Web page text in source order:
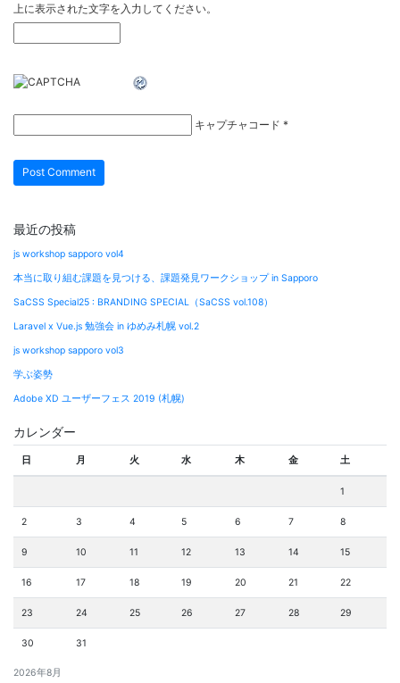
上に表示された文字を入力してください。
キャプチャコード *
最近の投稿
js workshop sapporo vol4
本当に取り組む課題を見つける、課題発見ワークショップ in Sapporo
SaCSS Special25 : BRANDING SPECIAL（SaCSS vol.108）
Laravel x Vue.js 勉強会 in ゆめみ札幌 vol.2
js workshop sapporo vol3
学ぶ姿勢
Adobe XD ユーザーフェス 2019 (札幌)
カレンダー
2026年8月
日 月 火 水 木 金 土
1
2 3 4 5 6 7 8
9 10 11 12 13 14 15
16 17 18 19 20 21 22
23 24 25 26 27 28 29
30 31